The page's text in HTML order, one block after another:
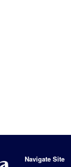
Navigate Site